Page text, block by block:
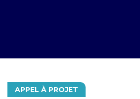
APPEL À PROJET